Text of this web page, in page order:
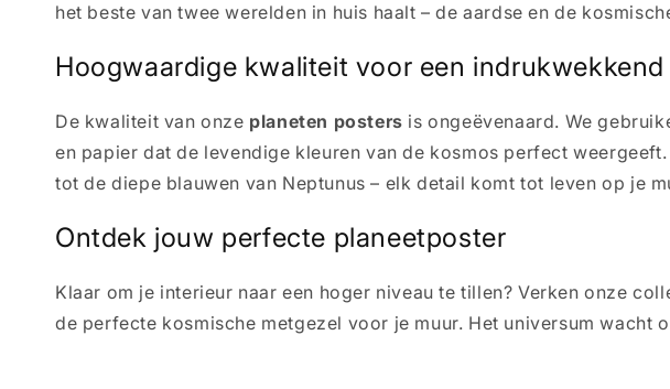
het beste van twee werelden in huis haalt – de aardse en de
Hoogwaardige kwaliteit voor een
De kwaliteit van onze planeten posters is ongeëvenaard. We
en papier dat de levendige kleuren van de kosmos perfect
tot de diepe blauwen van Neptunus – elk detail komt tot leven op je
Ontdek jouw perfecte planeetposter
Klaar om je interieur naar een hoger niveau te tillen? Verken onze
de perfecte kosmische metgezel voor je muur. Het universum wacht